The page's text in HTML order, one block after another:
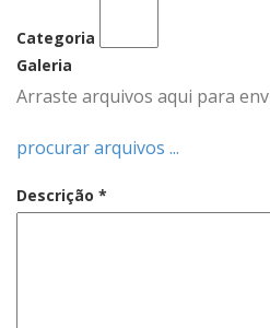
Categoria
Galeria
Arraste arquivos aqui para
procurar arquivos ...
Descrição *